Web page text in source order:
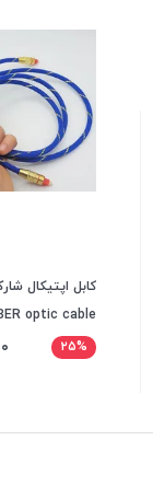
کابل اپتیکال
متر۲۵%